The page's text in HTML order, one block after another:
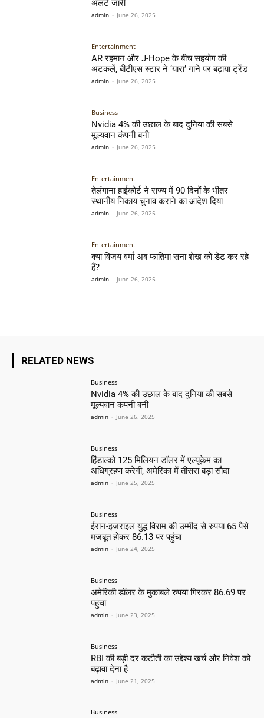
अलर्ट जारी
admin - June 26, 2025
Entertainment
AR रहमान और J-Hope के बीच सहयोग की
अटकलें, बीटीएस स्टार ने ‘यारा’ गाने पर बढ़ाया ट्रेंड
admin - June 26, 2025
Business
Nvidia 4% की उछाल के बाद दुनिया की सबसे
मूल्यवान कंपनी बनी
admin - June 26, 2025
Entertainment
तेलंगाना हाईकोर्ट ने राज्य में 90 दिनों के भीतर
स्थानीय निकाय चुनाव कराने का आदेश दिया
admin - June 26, 2025
Entertainment
क्या विजय वर्मा अब फातिमा सना शेख को डेट कर रहे
हैं?
admin - June 26, 2025
RELATED NEWS
Business
Nvidia 4% की उछाल के बाद दुनिया की सबसे
मूल्यवान कंपनी बनी
admin - June 26, 2025
Business
हिंडाल्को 125 मिलियन डॉलर में एल्यूकेम का
अधिग्रहण करेगी, अमेरिका में तीसरा बड़ा सौदा
admin - June 25, 2025
Business
ईरान-इजराइल युद्ध विराम की उम्मीद से रुपया 65 पैसे
मजबूत होकर 86.13 पर पहुंचा
admin - June 24, 2025
Business
अमेरिकी डॉलर के मुकाबले रुपया गिरकर 86.69 पर
पहुंचा
admin - June 23, 2025
Business
RBI की बड़ी दर कटौती का उद्देश्य खर्च और निवेश को
बढ़ावा देना है
admin - June 21, 2025
Business